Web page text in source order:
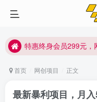
特惠终身会员299元
特惠终身会员299元，
首页 网创项目 正文
最新暴利项目，月